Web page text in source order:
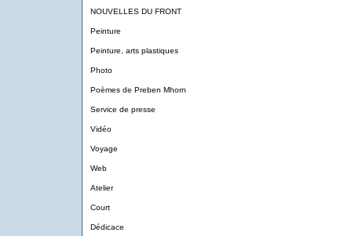
NOUVELLES DU FRONT
Peinture
Peinture, arts plastiques
Photo
Poèmes de Preben Mhorn
Service de presse
Vidéo
Voyage
Web
Atelier
Court
Dédicace